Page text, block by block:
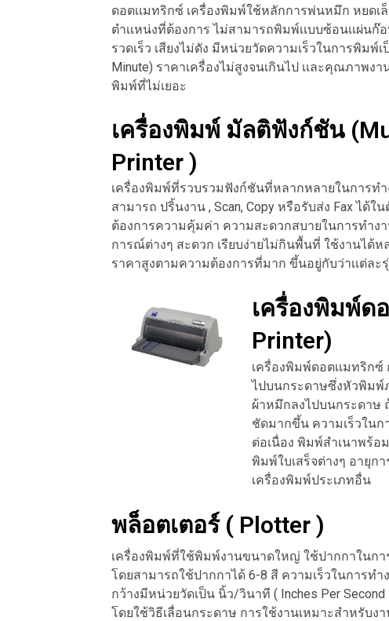
ดอตเเมทริกซ์ เครื่องพิมพ์ใช้หลักการพ่นหมึก หยดเ
ตำเเหน่งที่ต้องการ ไม่สามารถพิมพ์เเบบซ้อนเเผ่นก๊
รวดเร็ว เสียงไม่ดัง มีหน่วยวัดความเร็วในการพิมพ์
Minute) ราคาเครื่องไม่สูงจนเกินไป เเละคุณภาพง
พิมพ์ที่ไม่เยอะ
เครื่องพิมพ์ มัลติฟังก์ชัน
Printer )
เครื่องพิมพ์ที่รวบรวมฟังก์ชันที่หลากหลายในการทำ
สามารถ ปริ้นงาน , Scan, Copy หรือรับส่ง Fax ได้ใ
ต้องการความคุ้มค่า ความสะดวกสบายในการทำง
การณ์ต่างๆ สะดวก เรียบง่ายไม่กินพื้นที่ ใช้งานได้หล
ราคาสูงตามความต้องการที่มาก ขึ้นอยู่กับว่าเเต่ละ
เครื่องพิมพ์ด
Printer)
เครื่องพิมพ์ดอตเเมทริกซ์
ไปบนกระดาษซึ่งหัวพิมพ์
ผ้าหมึกลงไปบนกระดาษ
ชัดมากขึ้น ความเร็วใน
ต่อเนื่อง พิมพ์สำเนาพร้
พิมพ์ใบเสร็จต่างๆ อายุก
เครื่องพิมพ์ประเภทอื่น
พล็อตเตอร์ ( Plotter )
เครื่องพิมพ์ที่ใช้พิมพ์งานขนาดใหญ่ ใช้ปากกาในก
โดยสามารถใช้ปากกาได้ 6-8 สี ความเร็วในการท
กว้างมีหน่วยวัดเป็น นิ้ว/วินาที ( Inches Per
โดยใช้วิธีเลื่อนกระดาษ การใช้งานเหมาะสำหรับงา